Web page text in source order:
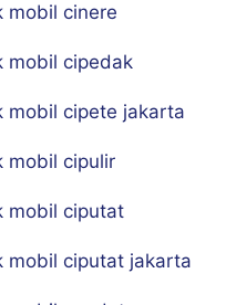
mobil cinere
mobil cipedak
mobil cipete jakarta
mobil cipulir
mobil ciputat
mobil ciputat jakarta